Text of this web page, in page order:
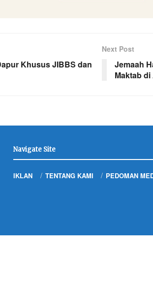
Khusus JIBBS dan
Next Post
Jemaah
Maktab
Navigate Site
IKLAN TENTANG KAMI PEDOMAN